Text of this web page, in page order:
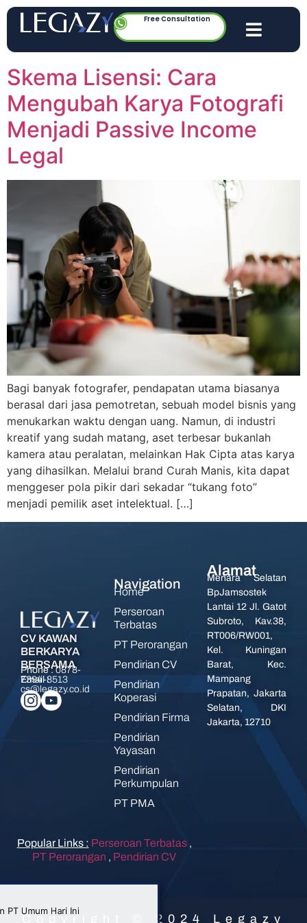
Free Consultation
Skema Lisensi: Cara
Mengubah Karya Fotografi
Menjadi Passive Income
Legal
Bagi banyak fotografer, pendapatan utama biasanya
berasal dari jasa pemotretan, sebuah model bisnis yang
menukarkan waktu dengan uang. Namun, di industri
kreatif yang sudah matang, aset terbesar bukanlah
kamera atau peralatan, melainkan Hak Cipta atas karya
yang dihasilkan. Melalui brand Curah Manis, kita dapat
menggeser pola pikir dari sekadar “tukang foto”
menjadi pemilik aset intelektual. […]
CV KAWAN
BERKARYA
BERSAMA
Phone :0878-
7394-8513
Email :
cs@legazy.co.id
Navigation
Home
Perseroan
Terbatas
PT Perorangan
Pendirian CV
Pendirian
Koperasi
Pendirian Firma
Pendirian
Yayasan
Pendirian
Perkumpulan
PT PMA
Alamat
Menara Selatan
BpJamsostek
Lantai 12 Jl. Gatot
Subroto, Kav.38,
RT006/RW001,
Kel. Kuningan
Barat, Kec.
Mampang
Prapatan, Jakarta
Selatan, DKI
Jakarta, 12710
Popular Links : Perseroan Terbatas ,
PT Perorangan , Pendirian CV
Copyright © 2024 Legazy